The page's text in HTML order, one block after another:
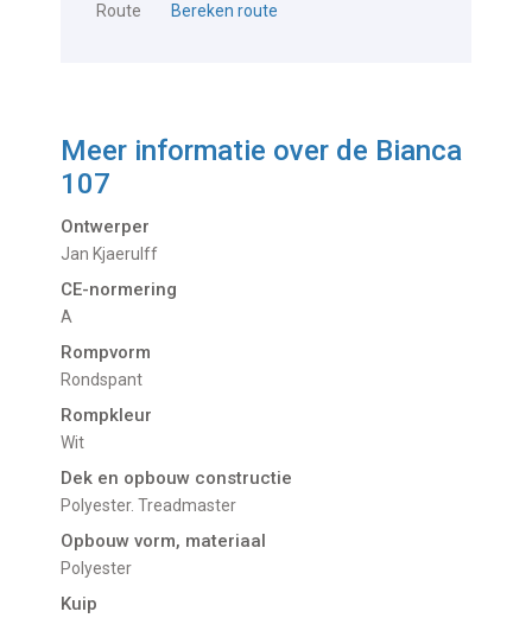
Route
Bereken route
Meer informatie over de Bianca
107
Ontwerper
Jan Kjaerulff
CE-normering
A
Rompvorm
Rondspant
Rompkleur
Wit
Dek en opbouw constructie
Polyester. Treadmaster
Opbouw vorm, materiaal
Polyester
Kuip